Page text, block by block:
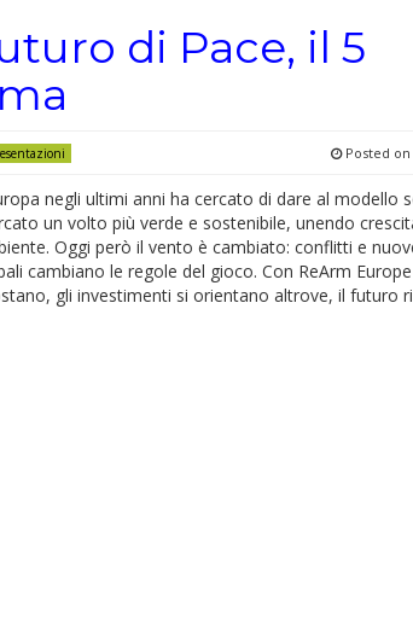
di Pace, il 5
Posted on
negli ultimi anni ha cercato di dare al modello
un volto più verde e sostenibile, unendo
Oggi però il vento è cambiato: conflitti e
cambiano le regole del gioco. Con ReArm
gli investimenti si orientano altrove, il futuro